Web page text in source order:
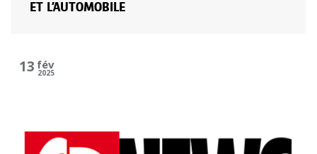
ET L’AUTOMOBILE
13 fév
2025